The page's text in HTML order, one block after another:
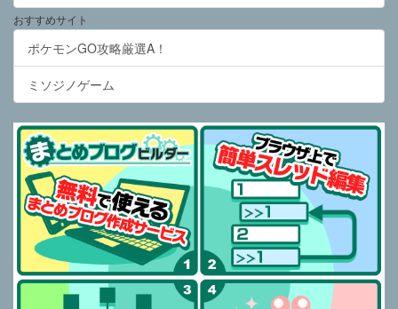
おすすめサイト
ポケモンGO攻略厳選A！
ミソジノゲーム